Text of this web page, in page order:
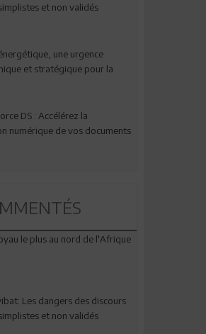
et non validés
une urgence
et stratégique pour la
DS : Accélérez la
numérique de vos documents
le plus au nord de l'Afrique
Les dangers des discours
et non validés